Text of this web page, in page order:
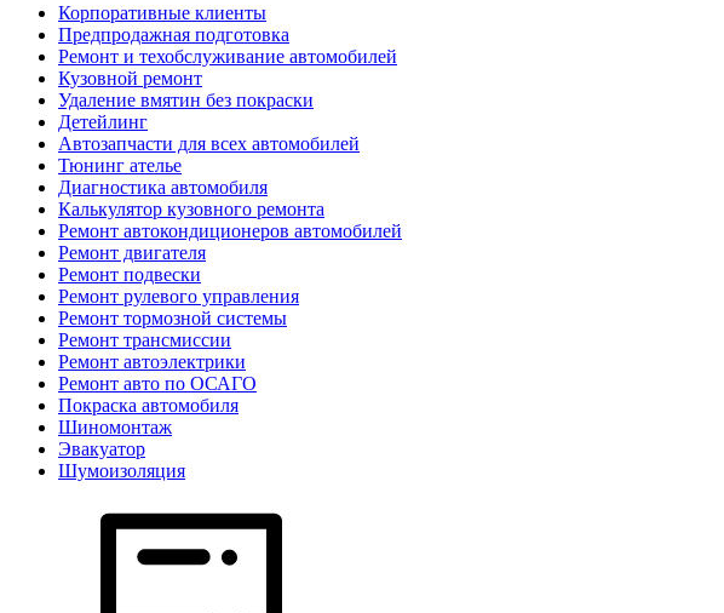
Корпоративные клиенты
Предпродажная подготовка
Ремонт и техобслуживание автомобилей
Кузовной ремонт
Удаление вмятин без покраски
Детейлинг
Автозапчасти для всех автомобилей
Тюнинг ателье
Диагностика автомобиля
Калькулятор кузовного ремонта
Ремонт автокондиционеров автомобилей
Ремонт двигателя
Ремонт подвески
Ремонт рулевого управления
Ремонт тормозной системы
Ремонт трансмиссии
Ремонт автоэлектрики
Ремонт авто по ОСАГО
Покраска автомобиля
Шиномонтаж
Эвакуатор
Шумоизоляция